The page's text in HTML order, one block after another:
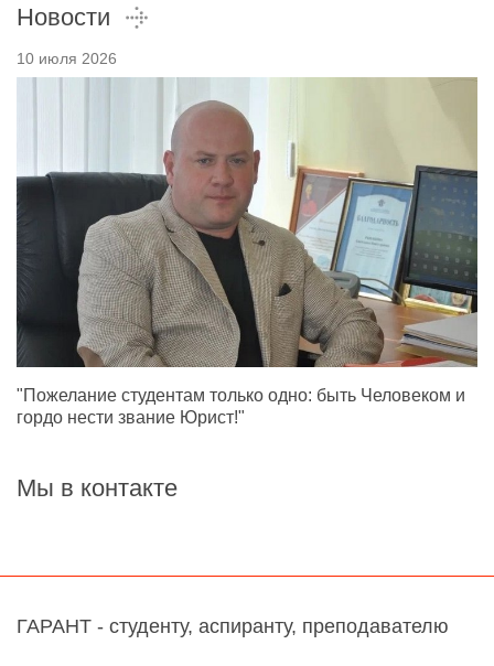
Новости
10 июля 2026
"Пожелание студентам только одно: быть Человеком и
гордо нести звание Юрист!"
Мы в контакте
ГАРАНТ - студенту, аспиранту, преподавателю